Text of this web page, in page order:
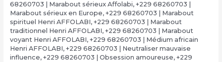
68260703 | Marabout sérieux Affolabi, +229 68260703 |
Marabout sérieux en Europe, +229 68260703 | Marabout
spirituel Henri AFFOLABI, +229 68260703 | Marabout
traditionnel Henri AFFOLABI, +229 68260703 | Marabout
voyant Henri AFFOLABI, +229 68260703 | Médium africain
Henri AFFOLABI, +229 68260703 | Neutraliser mauvaise
influence, +229 68260703 | Obsession amoureuse, +229